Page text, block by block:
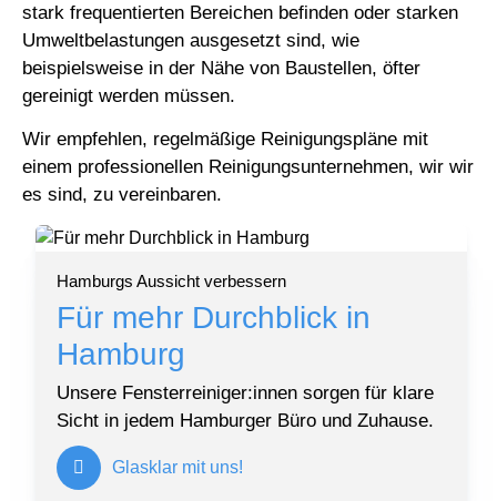
stark frequentierten Bereichen befinden oder starken
Umweltbelastungen ausgesetzt sind, wie
beispielsweise in der Nähe von Baustellen, öfter
gereinigt werden müssen.
Wir empfehlen, regelmäßige Reinigungspläne mit
einem professionellen Reinigungsunternehmen, wir wir
es sind, zu vereinbaren.
Hamburgs Aussicht verbessern
Für mehr Durchblick in
Hamburg
Unsere Fensterreiniger:innen sorgen für klare
Sicht in jedem Hamburger Büro und Zuhause.
Glasklar mit uns!